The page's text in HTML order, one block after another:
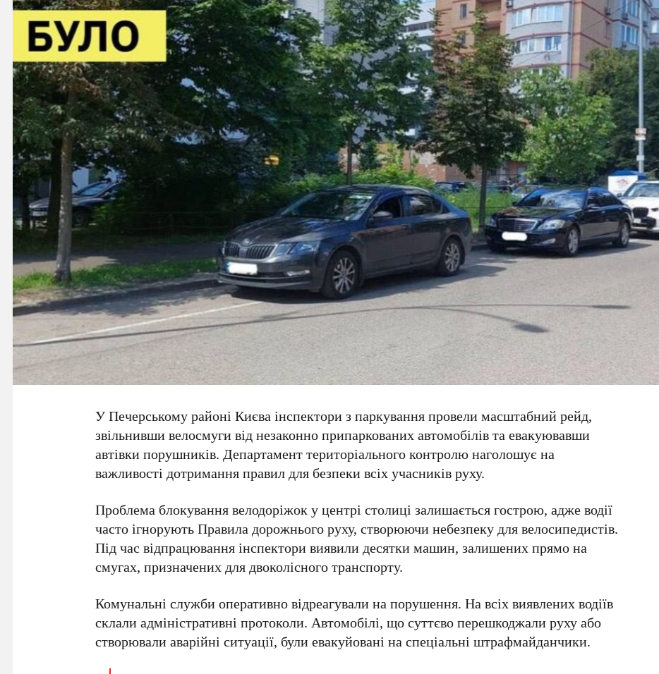
УПечерському районі Києва інспектори з паркування провели масштабний рейд,
звільнивши велосмуги від незаконно припаркованих автомобілів та евакуювавши
автівки порушників. Департамент територіального контролю наголошує на
важливості дотримання правил для безпеки всіх учасників руху.
Проблема блокування велодоріжок у центрі столиці залишається гострою, адже водії
часто ігнорують Правила дорожнього руху, створюючи небезпеку для велосипедистів.
Під час відпрацювання інспектори виявили десятки машин, залишених прямо на
смугах, призначених для двоколісного транспорту.
Комунальні служби оперативно відреагували на порушення. На всіх виявлених водіїв
склали адміністративні протоколи. Автомобілі, що суттєво перешкоджали руху або
створювали аварійні ситуації, були евакуйовані на спеціальні штрафмайданчики.